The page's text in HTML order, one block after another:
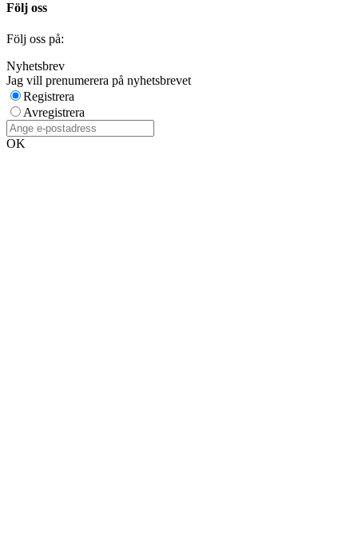
Följ oss
Följ oss på:
Nyhetsbrev
Jag vill prenumerera på nyhetsbrevet
Registrera
Avregistrera
OK